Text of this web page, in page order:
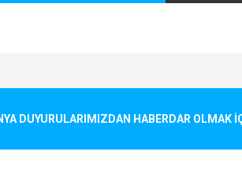
resmi kalitesiz, bozuk veya görüntülenemiyor.
DUYURULARIMIZDAN HABERDAR OLMAK